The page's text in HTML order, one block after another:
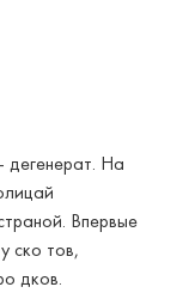
дегенерат. На
Впервые
ско тов,
дков.